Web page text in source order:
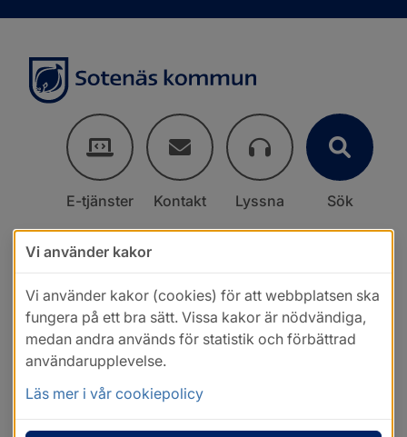
E-tjänster Kontakt Lyssna Sök
Vi använder kakor
Vi använder kakor (cookies) för att webbplatsen ska
fungera på ett bra sätt. Vissa kakor är nödvändiga,
medan andra används för statistik och förbättrad
användarupplevelse.
Läs mer i vår cookiepolicy